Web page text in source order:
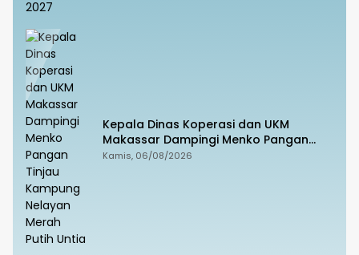
Kepala Dinas Koperasi dan UKM
Makassar Dampingi Menko Pangan
Tinjau Kampung Nelayan Merah Putih
Kamis, 06/08/2026